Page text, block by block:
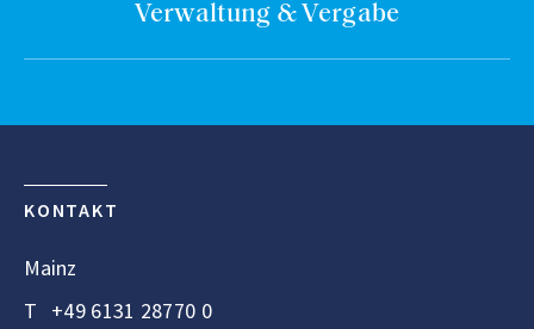
Verwaltung & Vergabe
KONTAKT
Mainz
T +49 6131 28770 0